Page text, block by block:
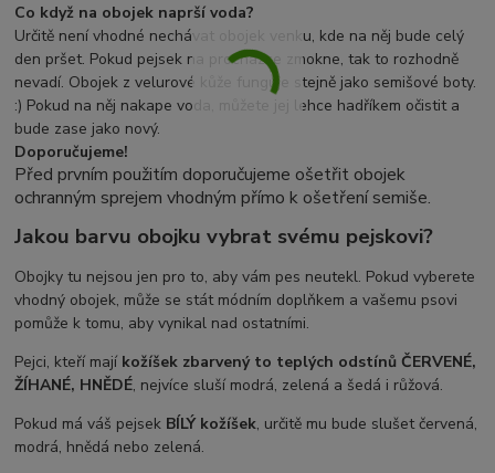
Co když na obojek naprší voda?
Určitě není vhodné nechávat obojek venku, kde na něj bude celý
den pršet. Pokud pejsek na procházce zmokne, tak to rozhodně
nevadí. Obojek z velurové kůže funguje stejně jako semišové boty.
:) Pokud na něj nakape voda, můžete jej lehce hadříkem očistit a
bude zase jako nový.
Doporučujeme!
Před prvním použitím doporučujeme ošetřit obojek
ochranným sprejem vhodným přímo k ošetření semiše.
Jakou barvu obojku vybrat svému pejskovi?
Obojky tu nejsou jen pro to, aby vám pes neutekl. Pokud vyberete
vhodný obojek, může se stát módním doplňkem a vašemu psovi
pomůže k tomu, aby vynikal nad ostatními.
Pejci, kteří mají kožíšek zbarvený to teplých odstínů ČERVENÉ,
ŽÍHANÉ, HNĚDÉ, nejvíce sluší modrá, zelená a šedá i růžová.
Pokud má váš pejsek BÍLÝ kožíšek, určitě mu bude slušet červená,
modrá, hnědá nebo zelená.